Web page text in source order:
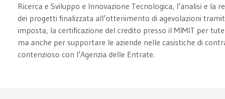
Ricerca e Sviluppo e Innovazione Tecnologica, l’analisi e la
dei progetti finalizzata all’ottenimento di agevolazioni
imposta, la certificazione del credito presso il MIMIT per
ma anche per supportare le aziende nelle casistiche di
contenzioso con l’Agenzia delle Entrate.